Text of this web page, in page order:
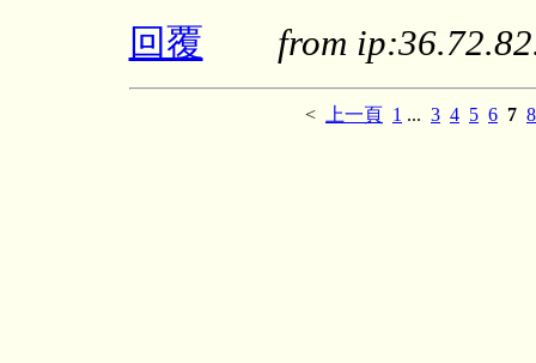
回覆
from
< 上一頁 1 ... 3 4 5 6 7 8